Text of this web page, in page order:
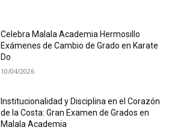
Celebra Malala Academia Hermosillo
Exámenes de Cambio de Grado en Karate
Do
10/04/2026
Institucionalidad y Disciplina en el Corazón
de la Costa: Gran Examen de Grados en
Malala Academia